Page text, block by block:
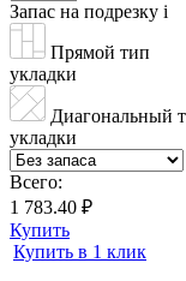
Запас на подрезку i
Прямой тип
укладки
Диагональный
укладки
Всего:
1 783.40 ₽
Купить
Купить в 1 клик